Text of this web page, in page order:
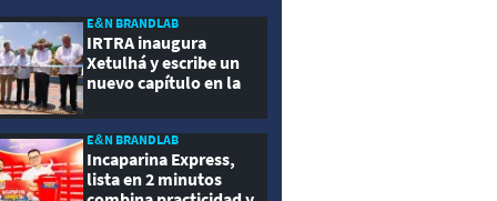
E&N BRANDLAB
IRTRA inaugura
Xetulhá y escribe un
nuevo capítulo en la
recreación de
Guatemala
E&N BRANDLAB
Incaparina Express,
lista en 2 minutos